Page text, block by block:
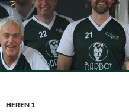
Ga
naar
de
inhoud
Volleybalvereniging Vips
Zoeken
HEREN 1